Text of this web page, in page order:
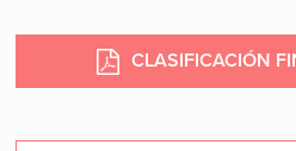
CLASIFICACIÓN